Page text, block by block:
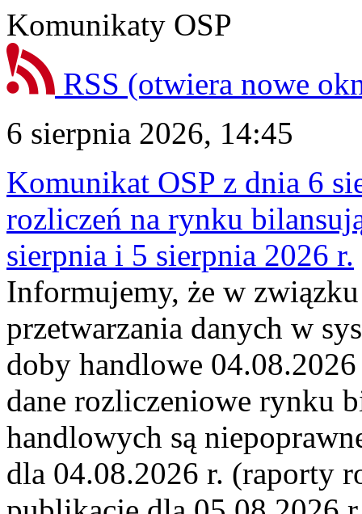
Komunikaty OSP
RSS (otwiera nowe
6 sierpnia 2026, 14:45
Komunikat OSP z dnia 6
rozliczeń na rynku
sierpnia i 5 sierpnia 2026 r.
Informujemy, że w
przetwarzania danych w
doby handlowe
dane rozliczeniowe rynku
handlowych są
dla 04.08.2026 r. (raporty